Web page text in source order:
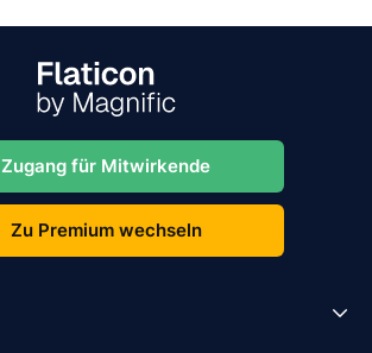
Zugang für Mitwirkende
Zu Premium wechseln